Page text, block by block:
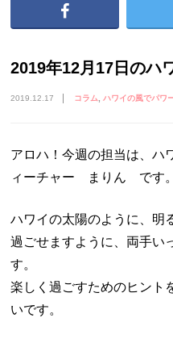
2019年12月17日のハ
2019.12.17 コラム ハワイの風でパワ
アロハ！今週の担当は、ハ
ィーチャー まりん です。
ハワイの太陽のように、明
過ごせますように、両手い
す。
楽しく過ごすためのヒント
いです。